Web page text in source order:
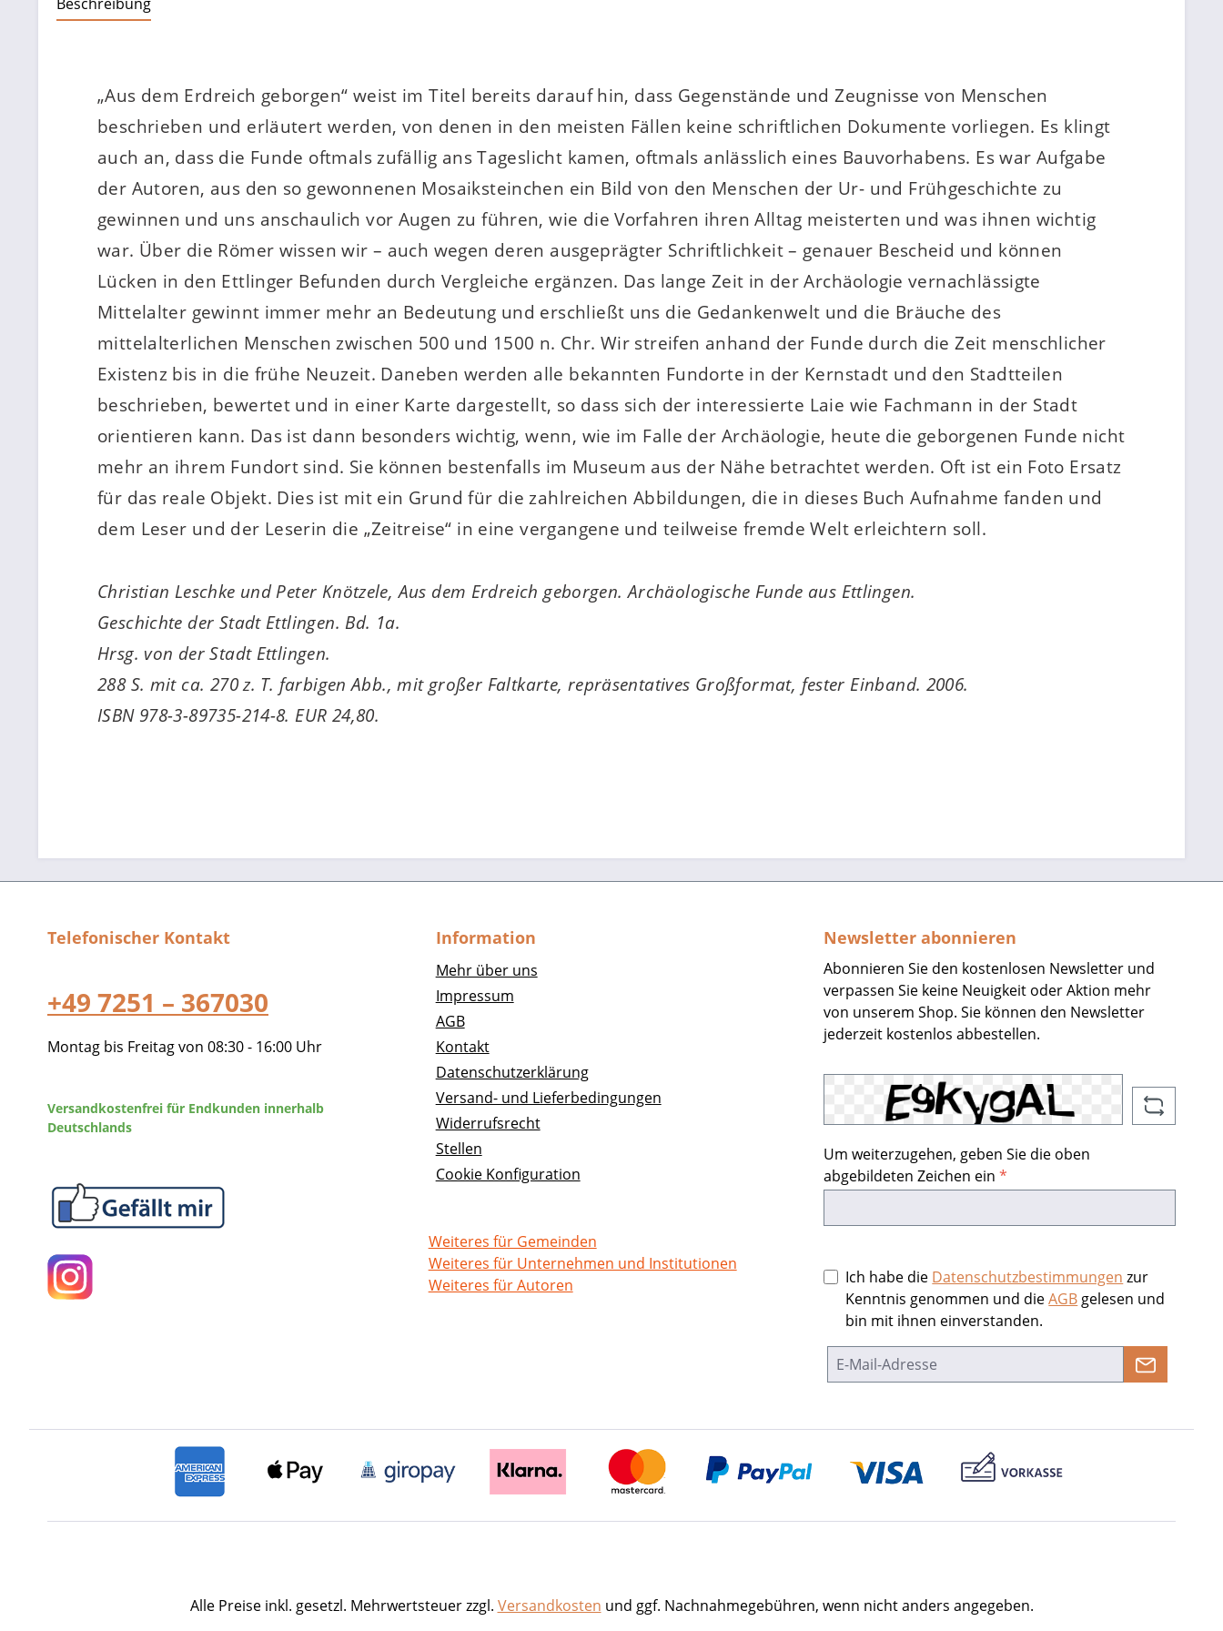
„Aus dem Erdreich geborgen“ weist im Titel bereits darauf hin, dass Gegenstände und Zeugnisse von Menschen
beschrieben und erläutert werden, von denen in den meisten Fällen keine schriftlichen Dokumente vorliegen. Es klingt
auch an, dass die Funde oftmals zufällig ans Tageslicht kamen, oftmals anlässlich eines Bauvorhabens. Es war Aufgabe
der Autoren, aus den so gewonnenen Mosaiksteinchen ein Bild von den Menschen der Ur- und Frühgeschichte zu
gewinnen und uns anschaulich vor Augen zu führen, wie die Vorfahren ihren Alltag meisterten und was ihnen wichtig
war. Über die Römer wissen wir – auch wegen deren ausgeprägter Schriftlichkeit – genauer Bescheid und können
Lücken in den Ettlinger Befunden durch Vergleiche ergänzen. Das lange Zeit in der Archäologie vernachlässigte
Mittelalter gewinnt immer mehr an Bedeutung und erschließt uns die Gedankenwelt und die Bräuche des
mittelalterlichen Menschen zwischen 500 und 1500 n. Chr. Wir streifen anhand der Funde durch die Zeit menschlicher
Existenz bis in die frühe Neuzeit. Daneben werden alle bekannten Fundorte in der Kernstadt und den Stadtteilen
beschrieben, bewertet und in einer Karte dargestellt, so dass sich der interessierte Laie wie Fachmann in der Stadt
orientieren kann. Das ist dann besonders wichtig, wenn, wie im Falle der Archäologie, heute die geborgenen Funde nicht
mehr an ihrem Fundort sind. Sie können bestenfalls im Museum aus der Nähe betrachtet werden. Oft ist ein Foto Ersatz
für das reale Objekt. Dies ist mit ein Grund für die zahlreichen Abbildungen, die in dieses Buch Aufnahme fanden und
dem Leser und der Leserin die „Zeitreise“ in eine vergangene und teilweise fremde Welt erleichtern soll.
Christian Leschke und Peter Knötzele, Aus dem Erdreich geborgen. Archäologische Funde aus Ettlingen.
Geschichte der Stadt Ettlingen. Bd. 1a.
Hrsg. von der Stadt Ettlingen.
288 S. mit ca. 270 z. T. farbigen Abb., mit großer Faltkarte, repräsentatives Großformat, fester Einband. 2006.
ISBN 978-3-89735-214-8. EUR 24,80.
Telefonischer Kontakt
+49 7251 – 367030
Montag bis Freitag von 08:30 - 16:00 Uhr
Versandkostenfrei für Endkunden innerhalb
Deutschlands
Information
Mehr über uns
Impressum
AGB
Kontakt
Datenschutzerklärung
Versand- und Lieferbedingungen
Widerrufsrecht
Stellen
Cookie Konfiguration
Weiteres für Gemeinden
Weiteres für Unternehmen und Institutionen
Weiteres für Autoren
Newsletter abonnieren
Abonnieren Sie den kostenlosen Newsletter und
verpassen Sie keine Neuigkeit oder Aktion mehr
von unserem Shop. Sie können den Newsletter
jederzeit kostenlos abbestellen.
Um weiterzugehen, geben Sie die oben
abgebildeten Zeichen ein*
Ich habe die Datenschutzbestimmungen zur
Kenntnis genommen und dieAGBgelesen und
bin mit ihnen einverstanden.
Alle Preise inkl. gesetzl. Mehrwertsteuer zzgl. Versandkosten und ggf. Nachnahmegebühren, wenn nicht anders angegeben.